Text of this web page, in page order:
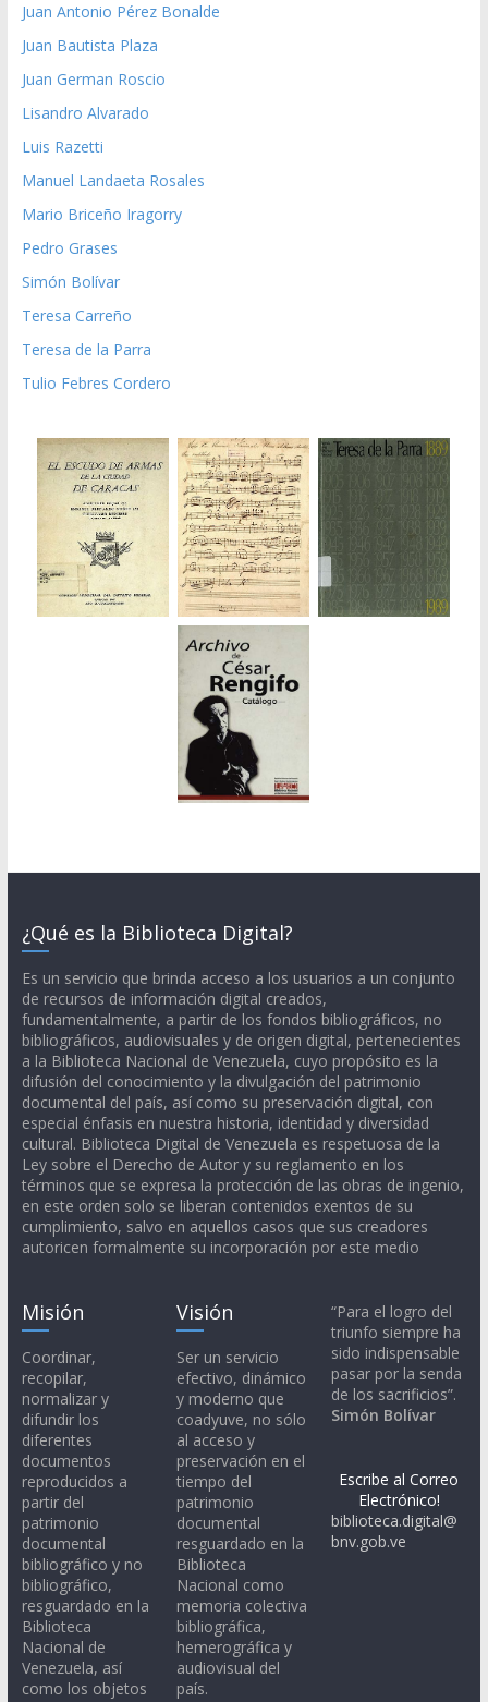
Juan Antonio Pérez Bonalde
Juan Bautista Plaza
Juan German Roscio
Lisandro Alvarado
Luis Razetti
Manuel Landaeta Rosales
Mario Briceño Iragorry
Pedro Grases
Simón Bolívar
Teresa Carreño
Teresa de la Parra
Tulio Febres Cordero
¿Qué es la Biblioteca Digital?
Es un servicio que brinda acceso a los usuarios a un conjunto
de recursos de información digital creados,
fundamentalmente, a partir de los fondos bibliográficos, no
bibliográficos, audiovisuales y de origen digital, pertenecientes
a la Biblioteca Nacional de Venezuela, cuyo propósito es la
difusión del conocimiento y la divulgación del patrimonio
documental del país, así como su preservación digital, con
especial énfasis en nuestra historia, identidad y diversidad
cultural. Biblioteca Digital de Venezuela es respetuosa de la
Ley sobre el Derecho de Autor y su reglamento en los
términos que se expresa la protección de las obras de ingenio,
en este orden solo se liberan contenidos exentos de su
cumplimiento, salvo en aquellos casos que sus creadores
autoricen formalmente su incorporación por este medio
Misión
Coordinar,
recopilar,
normalizar y
difundir los
diferentes
documentos
reproducidos a
partir del
patrimonio
documental
bibliográfico y no
bibliográfico,
resguardado en la
Biblioteca
Nacional de
Venezuela, así
como los objetos
Visión
Ser un servicio
efectivo, dinámico
y moderno que
coadyuve, no sólo
al acceso y
preservación en el
tiempo del
patrimonio
documental
resguardado en la
Biblioteca
Nacional como
memoria colectiva
bibliográfica,
hemerográfica y
audiovisual del
país.
“Para el logro del
triunfo siempre ha
sido indispensable
pasar por la senda
de los sacrificios”.
Simón Bolívar
Escribe al Correo
Electrónico!
biblioteca.digital@
bnv.gob.ve